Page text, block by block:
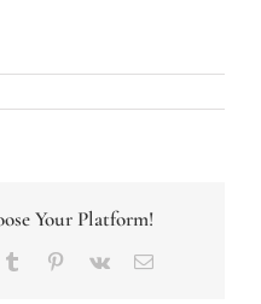
Your Platform!
Tumblr Pinterest
Vk
Correo